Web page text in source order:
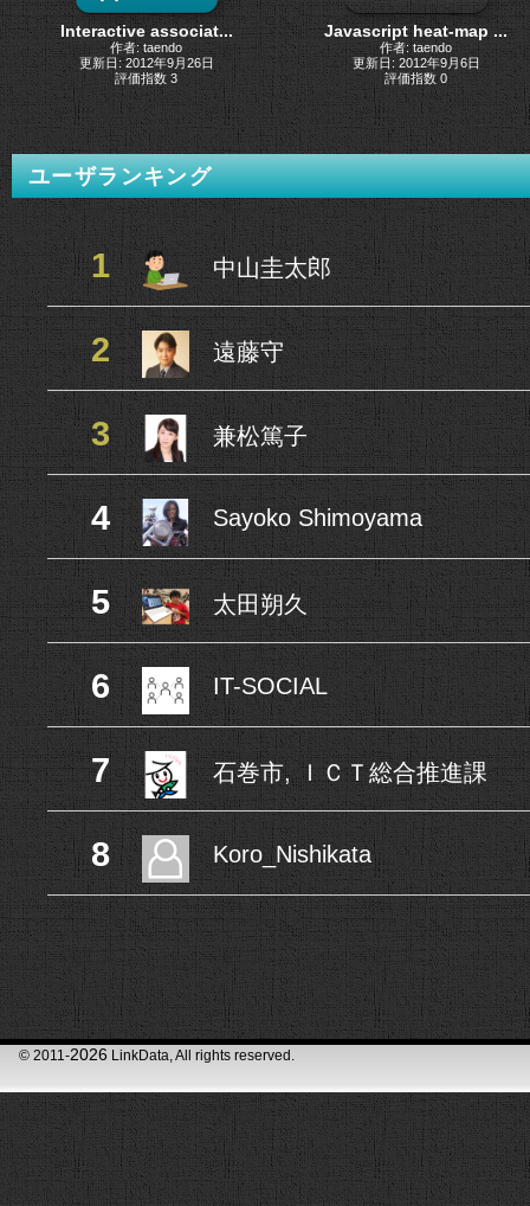
Interactive associat...
作者: taendo
更新日: 2012年9月26日
評価指数 3
Javascript heat-map ...
作者: taendo
更新日: 2012年9月6日
評価指数 0
ユーザランキング
1 中山圭太郎
2 遠藤守
3 兼松篤子
4 Sayoko Shimoyama
5 太田朔久
6 IT-SOCIAL
7 石巻市, ＩＣＴ総合推進課
8 Koro_Nishikata
© 2011-2026 LinkData, All rights reserved.